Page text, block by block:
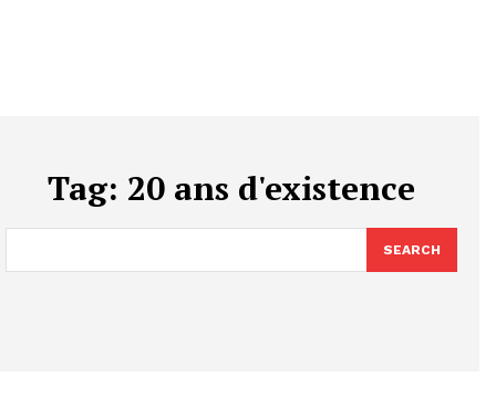
Tag: 20 ans d'existence
SEARCH